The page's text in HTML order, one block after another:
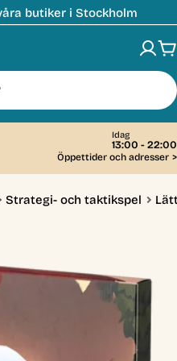
butiker i Stockholm
Idag
13:00 - 22:00
Öppettider och adresser >
Strategi- och taktikspel